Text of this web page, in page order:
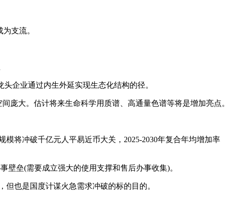
支流。
企业通过内生外延实现生态化结构的径。
大。估计将来生命科学用质谱、高通量色谱等将是增加亮点。
将冲破千亿元人平易近币大关，2025-2030年复合年均增加率
垒(需要成立强大的使用支撑和售后办事收集)。
也是国度计谋火急需求冲破的标的目的。